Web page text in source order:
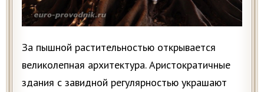
За пышной растительностью открывается
великолепная архитектура. Аристократичные
здания с завидной регулярностью украшают